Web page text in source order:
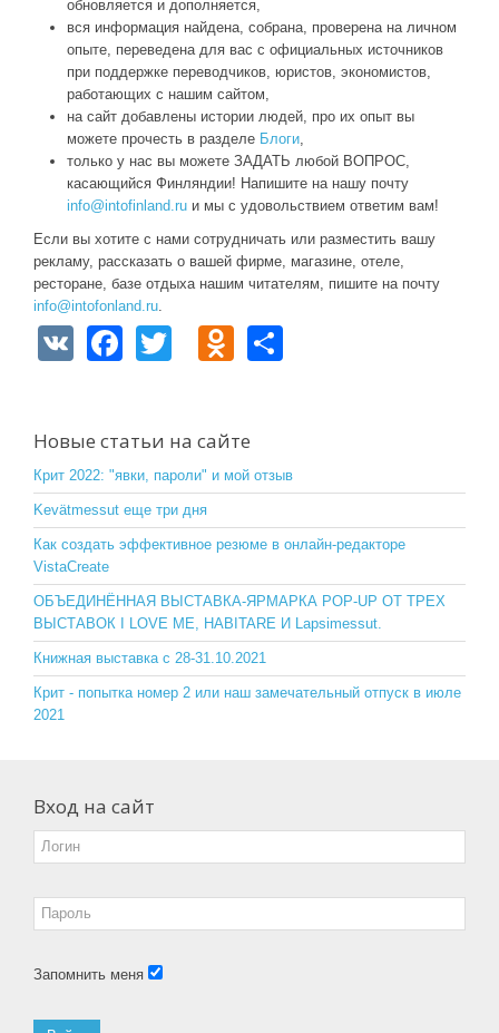
обновляется и дополняется,
вся информация найдена, собрана, проверена на личном
опыте, переведена для вас с официальных источников
при поддержке переводчиков, юристов, экономистов,
работающих с нашим сайтом,
на сайт добавлены истории людей, про их опыт вы
можете прочесть в разделе Блоги,
только у нас вы можете ЗАДАТЬ любой ВОПРОС,
касающийся Финляндии! Напишите на нашу почту
info@intofinland.ru и мы с удовольствием ответим вам!
Если вы хотите с нами сотрудничать или разместить вашу
рекламу, рассказать о вашей фирме, магазине, отеле,
ресторане, базе отдыха нашим читателям, пишите на почту
info@intofonland.ru.
V
F
e
b
o
o
k
er
O
o
kl
a
ss
ni
ki
Новые статьи на сайте
Крит 2022: "явки, пароли" и мой отзыв
Kevätmessut еще три дня
Как создать эффективное резюме в онлайн-редакторе
VistaCreate
ОБЪЕДИНЁННАЯ ВЫСТАВКА-ЯРМАРКА POP-UP ОТ ТРЕХ
ВЫСТАВОК I LOVE ME, HABITARE И Lapsimessut.
Книжная выставка с 28-31.10.2021
Крит - попытка номер 2 или наш замечательный отпуск в июле
2021
Вход на сайт
Запомнить меня